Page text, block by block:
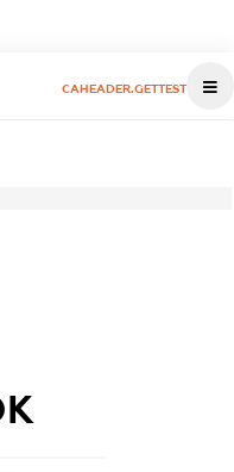
CAHEADER.GETTEST